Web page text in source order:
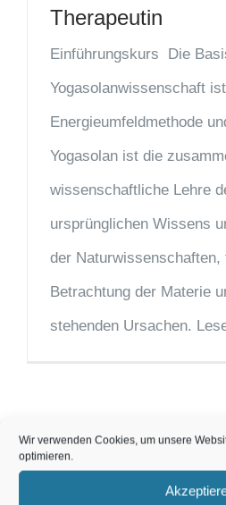
Wir verwenden Cookies, um unsere
optimieren.
Therapeutin
Einführungskurs Die
Yogasolanwissenschaft
Energieumfeldmethode
Yogasolan ist die
wissenschaftliche Lehre
ursprünglichen Wissens
der Naturwissenschaften,
Betrachtung der Materie
stehenden Ursachen.